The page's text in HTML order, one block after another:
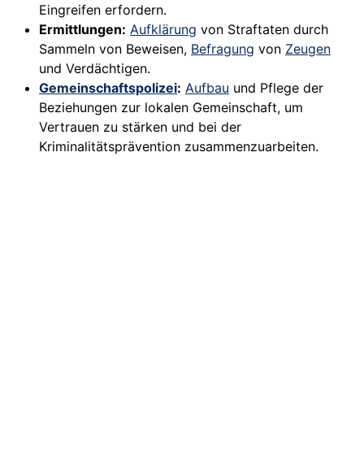
Eingreifen erfordern.
Ermittlungen: Aufklärung von Straftaten durch
Sammeln von Beweisen, Befragung von Zeugen
und Verdächtigen.
Gemeinschaftspolizei: Aufbau und Pflege der
Beziehungen zur lokalen Gemeinschaft, um
Vertrauen zu stärken und bei der
Kriminalitätsprävention zusammenzuarbeiten.